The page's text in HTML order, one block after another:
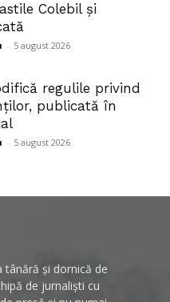
Colebil și
- 5 august 2026
regulile privind
publicată în
- 5 august 2026
tânără și dornică de
de jurnaliști cu